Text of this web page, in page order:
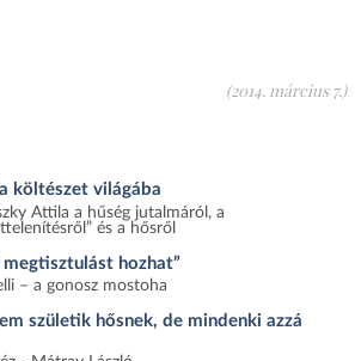
(2014. március 7.)
költészet világába
Attila a hűség jutalmáról, a
és a hősről
megtisztulást hozhat”
– a gonosz mostoha
születik hősnek, de mindenki azzá